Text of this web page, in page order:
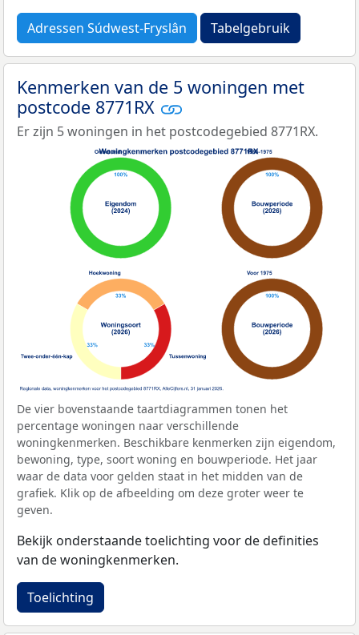
Adressen Súdwest-Fryslân Tabelgebruik
Kenmerken van de 5 woningen met
postcode 8771RX
Er zijn 5 woningen in het postcodegebied 8771RX.
De vier bovenstaande taartdiagrammen tonen het
percentage woningen naar verschillende
woningkenmerken. Beschikbare kenmerken zijn eigendom,
bewoning, type, soort woning en bouwperiode. Het jaar
waar de data voor gelden staat in het midden van de
grafiek. Klik op de afbeelding om deze groter weer te
geven.
Bekijk onderstaande toelichting voor de definities
van de woningkenmerken.
Toelichting